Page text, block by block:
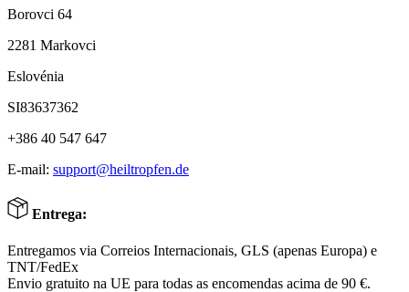
Borovci 64
2281 Markovci
Eslovénia
SI83637362
+386 40 547 647
E-mail: support@heiltropfen.de
Entrega:
Entregamos via Correios Internacionais, GLS (apenas Europa) e
TNT/FedEx
Envio gratuito na UE para todas as encomendas acima de 90 €.